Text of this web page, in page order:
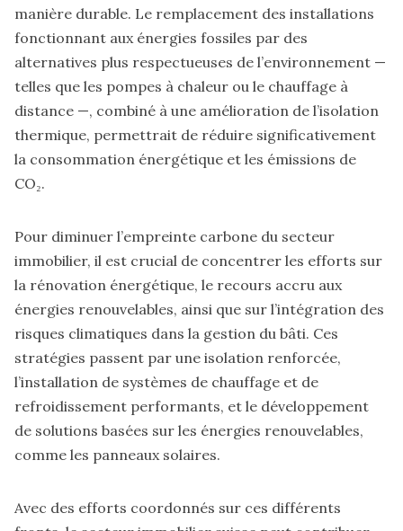
manière durable. Le remplacement des installations
fonctionnant aux énergies fossiles par des
alternatives plus respectueuses de l’environnement —
telles que les pompes à chaleur ou le chauffage à
distance —, combiné à une amélioration de l’isolation
thermique, permettrait de réduire significativement
la consommation énergétique et les émissions de
CO₂.
Pour diminuer l’empreinte carbone du secteur
immobilier, il est crucial de concentrer les efforts sur
la rénovation énergétique, le recours accru aux
énergies renouvelables, ainsi que sur l’intégration des
risques climatiques dans la gestion du bâti. Ces
stratégies passent par une isolation renforcée,
l’installation de systèmes de chauffage et de
refroidissement performants, et le développement
de solutions basées sur les énergies renouvelables,
comme les panneaux solaires.
Avec des efforts coordonnés sur ces différents